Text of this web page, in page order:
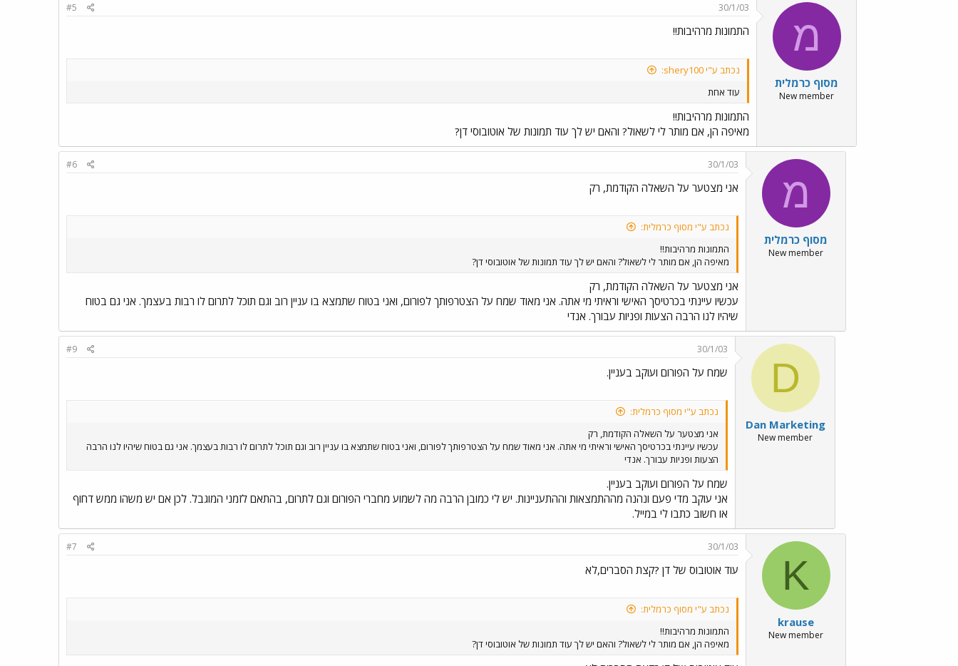
מ
מסוף כרמלית
New member
30/1/03
#5
התמונות מרהיבות!!
נכתב ע"י shery100:
עוד אחת
התמונות מרהיבות!!
מאיפה הן, אם מותר לי לשאול? והאם יש לך עוד תמונות של אוטובוסי דן?
מ
מסוף כרמלית
New member
30/1/03
#6
אני מצטער על השאלה הקודמת, רק
נכתב ע"י מסוף כרמלית:
התמונות מרהיבות!!
מאיפה הן, אם מותר לי לשאול? והאם יש לך עוד תמונות של אוטובוסי דן?
אני מצטער על השאלה הקודמת, רק
עכשיו עיינתי בכרטיסך האישי וראיתי מי אתה. אני מאוד שמח על הצטרפותך לפורום, ואני בטוח שתמצא בו עניין רוב וגם תוכל לתרום לו רבות בעצמך. אני גם בטוח
שיהיו לנו הרבה הצעות ופניות עבורך. אנדי
D
Dan Marketing
New member
30/1/03
#9
שמח על הפורום ועוקב בעניין.
נכתב ע"י מסוף כרמלית:
אני מצטער על השאלה הקודמת, רק
עכשיו עיינתי בכרטיסך האישי וראיתי מי אתה. אני מאוד שמח על הצטרפותך לפורום, ואני בטוח שתמצא בו עניין רוב וגם תוכל לתרום לו רבות בעצמך. אני גם בטוח שיהיו לנו הרבה
הצעות ופניות עבורך. אנדי
שמח על הפורום ועוקב בעניין.
אני עוקב מדי פעם ונהנה מההתמצאות וההתעניינות. יש לי כמובן הרבה מה לשמוע מחברי הפורום וגם לתרום, בהתאם לזמני המוגבל. לכן אם יש משהו ממש דחוף
או חשוב כתבו לי במייל.
K
krause
New member
30/1/03
#7
עוד אוטובוס של דן ?קצת הסברים,לא
נכתב ע"י מסוף כרמלית:
התמונות מרהיבות!!
מאיפה הן, אם מותר לי לשאול? והאם יש לך עוד תמונות של אוטובוסי דן?